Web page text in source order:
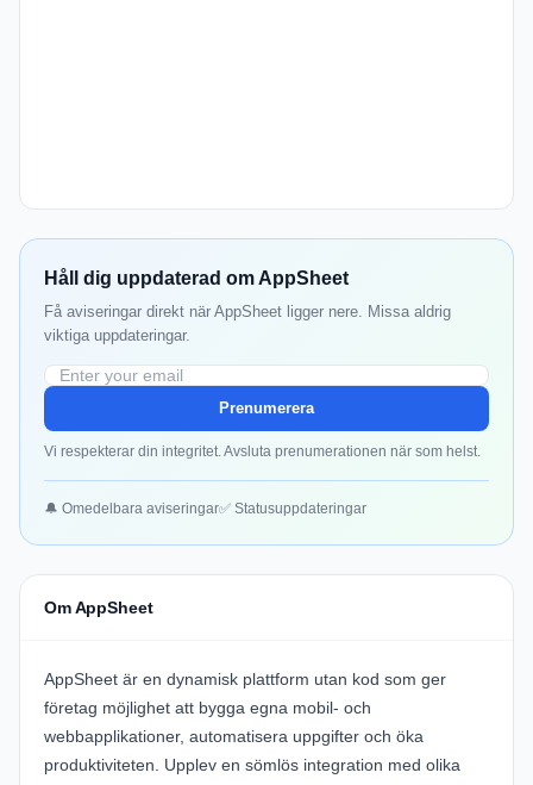
Håll dig uppdaterad om AppSheet
Få aviseringar direkt när AppSheet ligger nere. Missa aldrig
viktiga uppdateringar.
Prenumerera
Vi respekterar din integritet. Avsluta prenumerationen när som helst.
🔔 Omedelbara aviseringar✅ Statusuppdateringar
Om AppSheet
AppSheet är en dynamisk plattform utan kod som ger
företag möjlighet att bygga egna mobil- och
webbapplikationer, automatisera uppgifter och öka
produktiviteten. Upplev en sömlös integration med olika